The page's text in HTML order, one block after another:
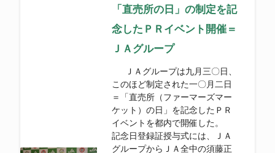
「直売所の日」の制定を記
念したＰＲイベント開催＝
ＪＡグループ
ＪＡグループは九月三〇日、
このほど制定された一〇月二日
＝「直売所（ファーマーズマー
ケット）の日」を記念したＰＲ
イベントを都内で開催した。
記念日登録証授与式には、ＪＡ
グループからＪＡ全中の須藤正